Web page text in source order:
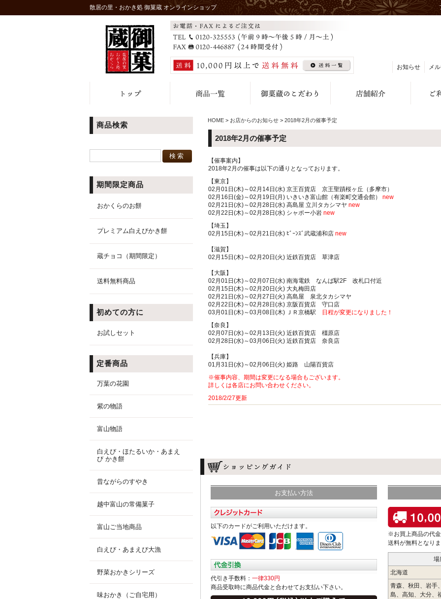
散居の里・おかき処 御菓蔵 オンラインショップ
お知らせ メ
商品検索
期間限定商品
おかくらのお餅
プレミアム白えびかき餅
蔵チョコ（期間限定）
送料無料商品
初めての方に
お試しセット
定番商品
万葉の花園
紫の物語
富山物語
白えび・ほたるいか・あまえ
び かき餅
昔ながらのすやき
越中富山の常備菓子
富山ご当地商品
白えび・あまえび大漁
野菜おかきシリーズ
味おかき（ご自宅用）
HOME > お店からのお知らせ > 2018年2月の催事予定
2018年2月の催事予定
【催事案内】
2018年2月の催事は以下の通りとなっております。
【東京】
02月01日(木)～02月14日(水) 京王百貨店 京王聖蹟桜ヶ丘（多摩市）
02月16日(金)～02月19日(月) いきいき富山館（有楽町交通会館） new
02月21日(水)～02月28日(水) 高島屋 立川タカシマヤ new
02月22日(木)～02月28日(水) シャポー小岩 new
【埼玉】
02月15日(木)～02月21日(水) ﾋﾞｰﾝｽﾞ武蔵浦和店 new
【滋賀】
02月15日(木)～02月20日(火) 近鉄百貨店 草津店
【大阪】
02月01日(木)～02月07日(水) 南海電鉄 なんば駅2F 改札口付近
02月15日(木)～02月20日(火) 大丸梅田店
02月21日(水)～02月27日(火) 高島屋 泉北タカシマヤ
02月22日(木)～02月28日(水) 京阪百貨店 守口店
03月01日(木)～03月08日(木) ＪＲ京橋駅
日程が変更になりました！
【奈良】
02月07日(水)～02月13日(火) 近鉄百貨店 橿原店
02月28日(水)～03月06日(火) 近鉄百貨店 奈良店
【兵庫】
01月31日(水)～02月06日(火) 姫路 山陽百貨店
※催事内容、期間は変更になる場合もございます。
詳しくは各店にお問い合わせください。
2018/2/27更新
お支払い方法
以下のカードがご利用いただけます。
代引き手数料： 一律330円
商品受取時に商品代金と合わせてお支払い下さい。
※お買上商品の代金
送料が無料となり
場
北海道
青森、秋田、岩手
島、高知、大分、